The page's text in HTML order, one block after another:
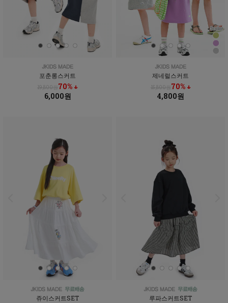
포춘롱스커트
19,800원70% ↓
6,000원
제네럴스커트
15,800원70% ↓
4,800원
쥬이스커트SET 루파스커트SET